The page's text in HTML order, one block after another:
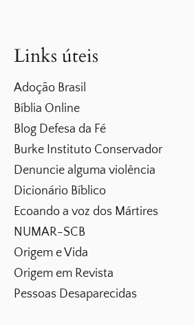
Links úteis
Adoção Brasil
Bíblia Online
Blog Defesa da Fé
Burke Instituto Conservador
Denuncie alguma violência
Dicionário Bíblico
Ecoando a voz dos Mártires
NUMAR-SCB
Origem e Vida
Origem em Revista
Pessoas Desaparecidas